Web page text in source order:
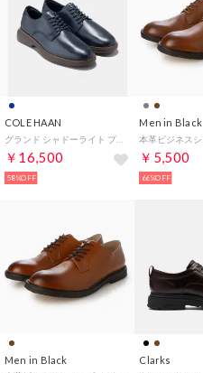
COLE HAAN
￥16,500
58%OFF
Men in Black
￥5,500
66%OFF
Men in Black Clarks